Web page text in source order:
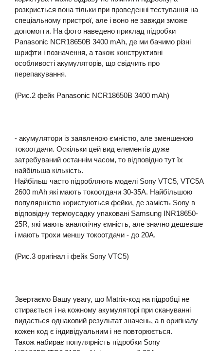
розкриється вона тільки при проведенні тестування на
спеціальному пристрої, але і воно не завжди зможе
допомогти. На фото наведено приклад підробки
Panasonic NCR18650B 3400 mAh, де ми бачимо різні
шрифти і позначення, а також конструктивні
особливості акумуляторів, що свідчить про
перепакування.
(Рис.2 фейк Panasonic NCR18650B 3400 mAh)
- акумулятори із заявленою ємністю, але зменшеною
токоотдачи. Оскільки цей вид елементів дуже
затребуваний останнім часом, то відповідно тут їх
найбільша кількість.
Найбільш часто підробляють моделі Sony VTC5, VTC5A
2600 mAh які мають токоотдачи 30-35А. Найбільшою
популярністю користуються фейки, де замість Sony в
відповідну термоусадку упаковані Samsung INR18650-
25R, які мають аналогічну ємність, але значно дешевше
і мають трохи меншу токоотдачи - до 20А.
(Рис.3 оригінал і фейк Sony VTC5)
Звертаємо Вашу увагу, що Matrix-код на підробці не
стирається і на кожному акумуляторі при скануванні
видається однаковий результат значень, а в оригіналу
кожен код є індивідуальним і не повторюється.
Також набирає популярність підробки Sony